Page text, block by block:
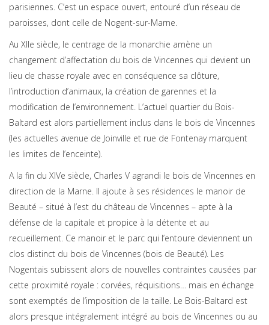
parisiennes. C’est un espace ouvert, entouré d’un réseau de
paroisses, dont celle de Nogent-sur-Marne.
Au XIIe siècle, le centrage de la monarchie amène un
changement d’affectation du bois de Vincennes qui devient un
lieu de chasse royale avec en conséquence sa clôture,
l’introduction d’animaux, la création de garennes et la
modification de l’environnement. L’actuel quartier du Bois-
Baltard est alors partiellement inclus dans le bois de Vincennes
(les actuelles avenue de Joinville et rue de Fontenay marquent
les limites de l’enceinte).
A la fin du XIVe siècle, Charles V agrandi le bois de Vincennes en
direction de la Marne. Il ajoute à ses résidences le manoir de
Beauté – situé à l’est du château de Vincennes – apte à la
défense de la capitale et propice à la détente et au
recueillement. Ce manoir et le parc qui l’entoure deviennent un
clos distinct du bois de Vincennes (bois de Beauté). Les
Nogentais subissent alors de nouvelles contraintes causées par
cette proximité royale : corvées, réquisitions… mais en échange
sont exemptés de l’imposition de la taille. Le Bois-Baltard est
alors presque intégralement intégré au bois de Vincennes ou au